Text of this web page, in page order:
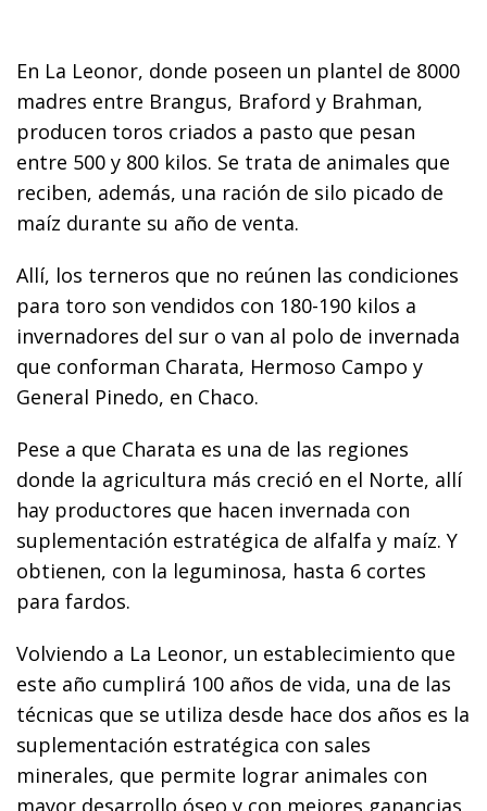
En La Leonor, donde poseen un plantel de 8000
madres entre Brangus, Braford y Brahman,
producen toros criados a pasto que pesan
entre 500 y 800 kilos. Se trata de animales que
reciben, además, una ración de silo picado de
maíz durante su año de venta.
Allí, los terneros que no reúnen las condiciones
para toro son vendidos con 180-190 kilos a
invernadores del sur o van al polo de invernada
que conforman Charata, Hermoso Campo y
General Pinedo, en Chaco.
Pese a que Charata es una de las regiones
donde la agricultura más creció en el Norte, allí
hay productores que hacen invernada con
suplementación estratégica de alfalfa y maíz. Y
obtienen, con la leguminosa, hasta 6 cortes
para fardos.
Volviendo a La Leonor, un establecimiento que
este año cumplirá 100 años de vida, una de las
técnicas que se utiliza desde hace dos años es la
suplementación estratégica con sales
minerales, que permite lograr animales con
mayor desarrollo óseo y con mejores ganancias